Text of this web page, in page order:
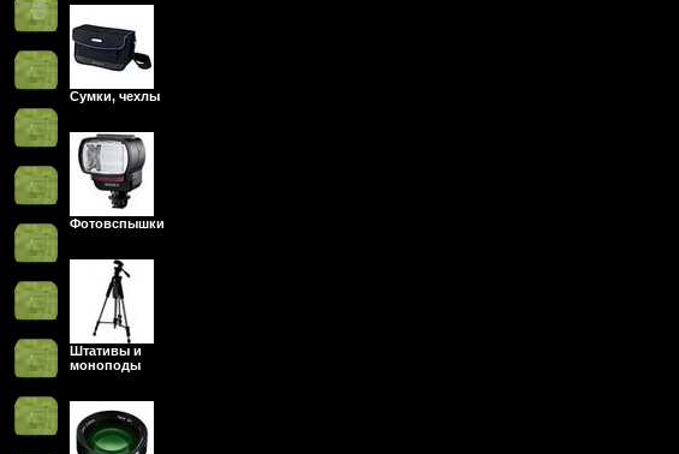
Сумки, чехлы
Фотовспышки
Штативы и
моноподы